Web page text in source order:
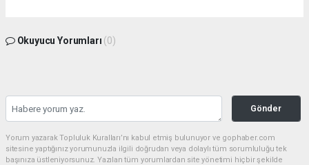
Okuyucu Yorumları (0)
Gönder
Yorum yazarak Topluluk Kuralları’nı kabul etmiş bulunuyor ve gophaber.com
sitesine yaptığınız yorumunuzla ilgili doğrudan veya dolaylı tüm sorumluluğu tek
başınıza üstleniyorsunuz. Yazılan tüm yorumlardan site yönetimi hiçbir şekilde